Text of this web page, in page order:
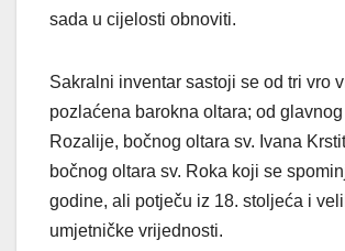
sada u cijelosti obnoviti.
Sakralni inventar sastoji se od tri vro
pozlaćena barokna oltara; od glavnog
Rozalije, bočnog oltara sv. Ivana
bočnog oltara sv. Roka koji se
godine, ali potječu iz 18. stoljeća i
umjetničke vrijednosti.